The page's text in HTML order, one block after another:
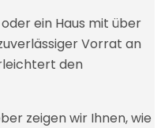
ein Haus mit über
Vorrat an
den
zeigen wir Ihnen, wie